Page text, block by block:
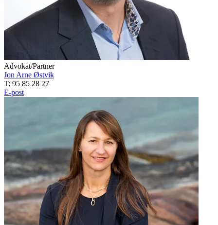
Advokat/Partner
Jon Arne Østvik
T: 95 85 28 27
E-post